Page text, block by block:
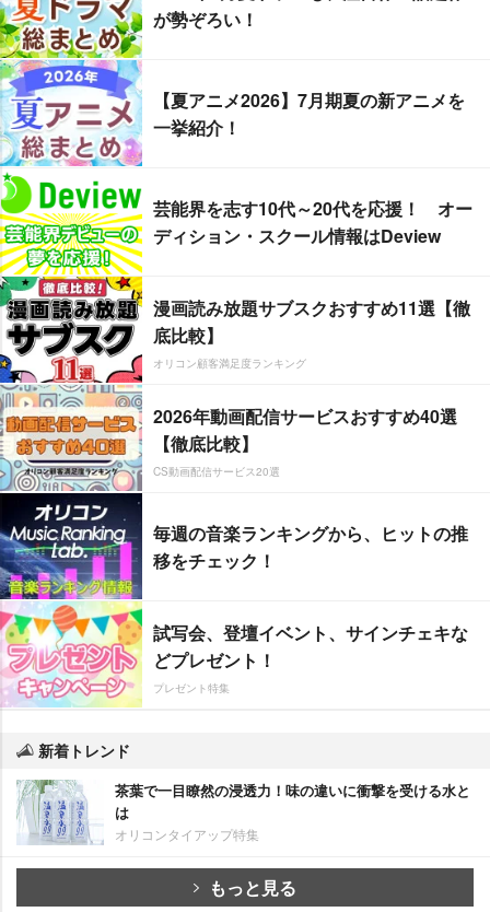
が勢ぞろい！
【夏アニメ2026】7月期夏の新アニメを
一挙紹介！
芸能界を志す10代～20代を応援！ オー
ディション・スクール情報はDeview
漫画読み放題サブスクおすすめ11選【徹
底比較】
オリコン顧客満足度ランキング
2026年動画配信サービスおすすめ40選
【徹底比較】
CS動画配信サービス20選
毎週の音楽ランキングから、ヒットの推
移をチェック！
試写会、登壇イベント、サインチェキな
どプレゼント！
プレゼント特集
新着トレンド
茶葉で一目瞭然の浸透力！味の違いに衝撃を受ける水と
は
オリコンタイアップ特集
もっと見る